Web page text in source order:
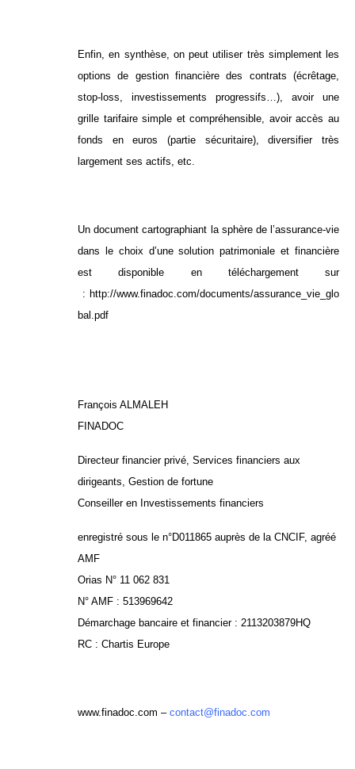
Enfin, en synthèse, on peut utiliser très simplement les
options de gestion financière des contrats (écrêtage,
stop-loss, investissements progressifs…), avoir une
grille tarifaire simple et compréhensible, avoir accès au
fonds en euros (partie sécuritaire), diversifier très
largement ses actifs, etc.
Un document cartographiant la sphère de l’assurance-vie
dans le choix d’une solution patrimoniale et financière
est disponible en téléchargement sur
: http://www.finadoc.com/documents/assurance_vie_glo
bal.pdf
François ALMALEH
FINADOC
Directeur financier privé, Services financiers aux
dirigeants, Gestion de fortune
Conseiller en Investissements financiers
enregistré sous le n°D011865 auprès de la CNCIF, agréé
AMF
Orias N° 11 062 831
N° AMF : 513969642
Démarchage bancaire et financier : 2113203879HQ
RC : Chartis Europe
www.finadoc.com – contact@finadoc.com